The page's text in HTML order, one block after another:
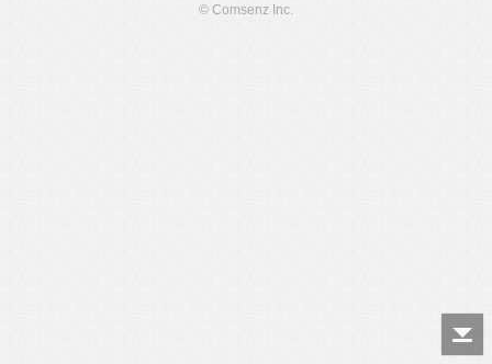
© Comsenz Inc.